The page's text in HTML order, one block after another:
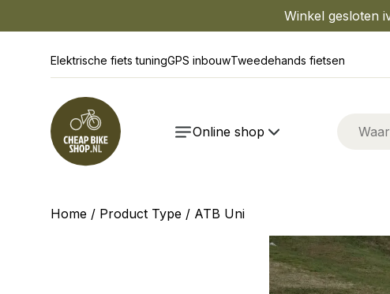
Winkel gesloten
Elektrische fiets tuningGPS inbouwTweedehands fietsen
Online shop
Home / Product Type / ATB Uni